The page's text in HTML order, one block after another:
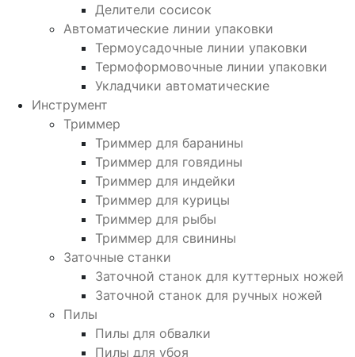
Делители сосисок
Автоматические линии упаковки
Термоусадочные линии упаковки
Термоформовочные линии упаковки
Укладчики автоматические
Инструмент
Триммер
Триммер для баранины
Триммер для говядины
Триммер для индейки
Триммер для курицы
Триммер для рыбы
Триммер для свинины
Заточные станки
Заточной станок для куттерных ножей
Заточной станок для ручных ножей
Пилы
Пилы для обвалки
Пилы для убоя